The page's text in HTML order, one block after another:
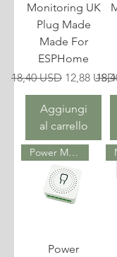
Monitoring UK
Plug Made
Made For
ESPHome
Prezzo regolare
18,40 USD Prezzo
12,88 USD
Aggiungi
al carrello
Power Monitoring
Power